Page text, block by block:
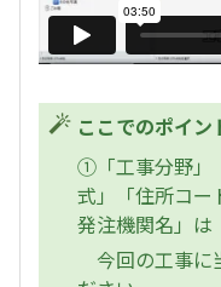
ここでのポイン
①「工事分野」
式」「住所コー
発注機関名」は
今回の工事に